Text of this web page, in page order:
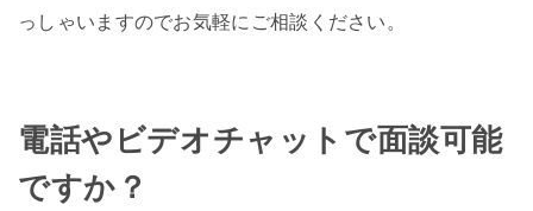
っしゃいますのでお気軽にご相談ください。
電話やビデオチャットで面談可能
ですか？